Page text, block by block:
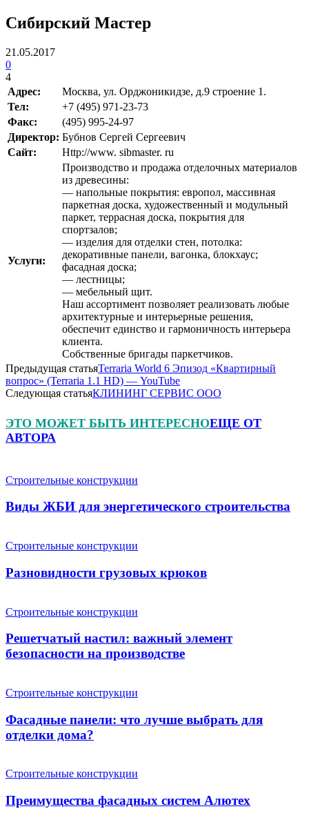
Сибирский Мастер
21.05.2017
0
4
Адрес:
Москва, ул. Орджоникидзе, д.9 строение 1.
Teл:
+7 (495) 971-23-73
Факс:
(495) 995-24-97
Директор: Бубнов Сергей Сергеевич
Сайт:
Http://www. sibmaster. ru
Услуги:
Производство и продажа отделочных материалов
из древесины:
— напольные покрытия: европол, массивная
паркетная доска, художественный и модульный
паркет, террасная доска, покрытия для
спортзалов;
— изделия для отделки стен, потолка:
декоративные панели, вагонка, блокхаус;
фасадная доска;
— лестницы;
— мебельный щит.
Наш ассортимент позволяет реализовать любые
архитектурные и интерьерные решения,
обеспечит единство и гармоничность интерьера
клиента.
Собственные бригады паркетчиков.
Предыдущая статьяTerraria World 6 Эпизод «Квартирный
вопрос» (Terraria 1.1 HD) — YouTube
Следующая статьяКЛИНИНГ СЕРВИС ООО
ЭТО МОЖЕТ БЫТЬ ИНТЕРЕСНОЕЩЕ ОТ
АВТОРА
Строительные конструкции
Виды ЖБИ для энергетического строительства
Строительные конструкции
Разновидности грузовых крюков
Строительные конструкции
Решетчатый настил: важный элемент
безопасности на производстве
Строительные конструкции
Фасадные панели: что лучше выбрать для
отделки дома?
Строительные конструкции
Преимущества фасадных систем Алютех